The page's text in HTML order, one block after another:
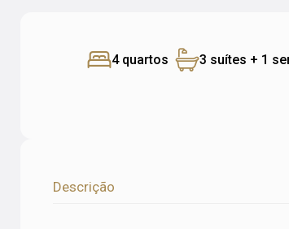
4 quartos 3 suítes + 1
Descrição